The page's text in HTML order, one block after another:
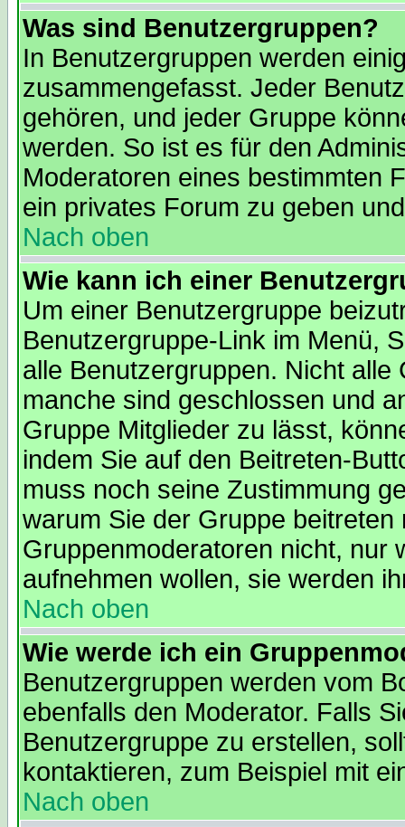
Was sind Benutzergruppen?
In Benutzergruppen werden
zusammengefasst. Jeder
gehören, und jeder Gruppe
werden. So ist es für den
Moderatoren eines bestimmten
ein privates Forum zu geben
Nach oben
Wie kann ich einer
Um einer Benutzergruppe
Benutzergruppe-Link im Menü,
alle Benutzergruppen. Nicht
manche sind geschlossen und
Gruppe Mitglieder zu lässt,
indem Sie auf den Beitreten-
muss noch seine Zustimmung
warum Sie der Gruppe
Gruppenmoderatoren nicht, nur
aufnehmen wollen, sie werden
Nach oben
Wie werde ich ein
Benutzergruppen werden vom
ebenfalls den Moderator. Falls
Benutzergruppe zu erstellen,
kontaktieren, zum Beispiel mit
Nach oben